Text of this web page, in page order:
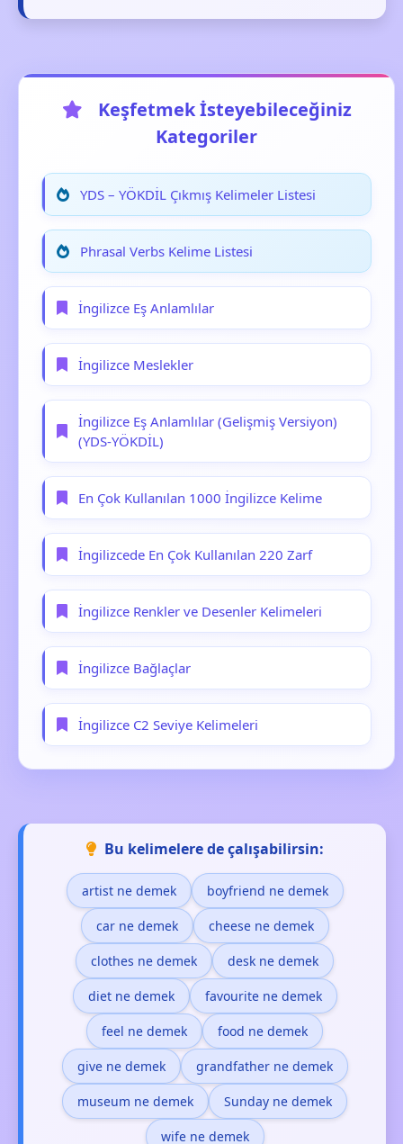
Keşfetmek İsteyebileceğiniz
Kategoriler
YDS – YÖKDİL Çıkmış Kelimeler Listesi
Phrasal Verbs Kelime Listesi
İngilizce Eş Anlamlılar
İngilizce Meslekler
İngilizce Eş Anlamlılar (Gelişmiş Versiyon)
(YDS-YÖKDİL)
En Çok Kullanılan 1000 İngilizce Kelime
İngilizcede En Çok Kullanılan 220 Zarf
İngilizce Renkler ve Desenler Kelimeleri
İngilizce Bağlaçlar
İngilizce C2 Seviye Kelimeleri
Bu kelimelere de çalışabilirsin:
artist ne demek boyfriend ne demek
car ne demek cheese ne demek
clothes ne demek desk ne demek
diet ne demek favourite ne demek
feel ne demek food ne demek
give ne demek grandfather ne demek
museum ne demek Sunday ne demek
wife ne demek